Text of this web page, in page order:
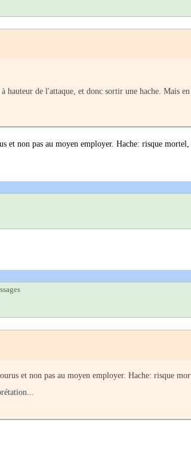
de l'attaque, et donc sortir une hache. Mais
et non pas au moyen employer. Hache: risque
et non pas au moyen employer. Hache: risque